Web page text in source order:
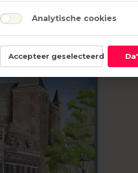
Analytische cookies
Accepteer geselecteerd